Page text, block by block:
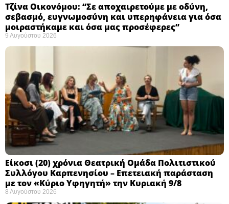
Τζίνα Οικονόμου: “Σε αποχαιρετούμε με οδύνη,
σεβασμό, ευγνωμοσύνη και υπερηφάνεια για όσα
μοιραστήκαμε και όσα μας προσέφερες”
9 Αυγούστου 2026
Eίκοσι (20) χρόνια Θεατρική Ομάδα Πολιτιστικού
Συλλόγου Καρπενησίου – Επετειακή παράσταση
με τον «Κύριο Υφηγητή» την Κυριακή 9/8
8 Αυγούστου 2026